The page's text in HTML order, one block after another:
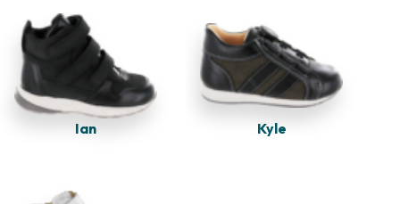
Ian Kyle